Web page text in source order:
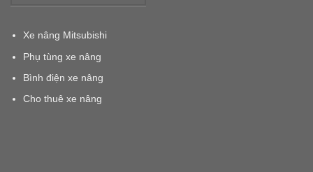
Xe nâng Mitsubishi
Phụ tùng xe nâng
Bình điện xe nâng
Cho thuê xe nâng